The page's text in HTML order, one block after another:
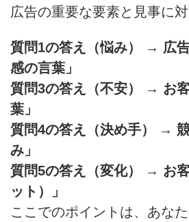
広告の重要な要素と見事に対
質問1の答え（悩み） → 広
感の言葉」
質問3の答え（不安） → お
葉」
質問4の答え（決め手） →
み」
質問5の答え（変化） → お
ット）」
ここでのポイントは、あな